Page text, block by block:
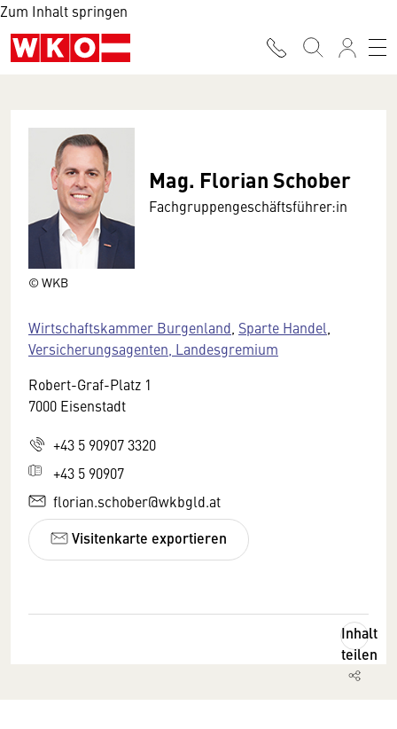
Zum Inhalt springen
© WKB
Mag. Florian Schober
Fachgruppengeschäftsführer:in
Wirtschaftskammer Burgenland Sparte Handel
Versicherungsagenten, Landesgremium
Robert-Graf-Platz 1
7000 Eisenstadt
+43 5 90907 3320
+43 5 90907
florian.schober@wkbgld.at
Visitenkarte exportieren
Inhalt
teilen